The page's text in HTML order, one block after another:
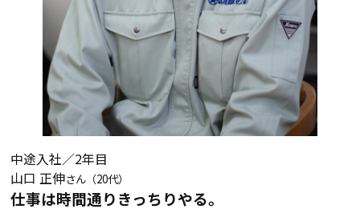
中途入社／2年目
山口 正伸さん（20代）
仕事は時間通りきっちりやる。